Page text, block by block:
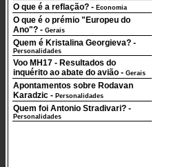
O que é a reflação? - Economia
O que é o prémio "Europeu do
Ano"? - Gerais
Quem é Kristalina Georgieva? -
Personalidades
Voo MH17 - Resultados do
inquérito ao abate do avião - Gerais
Apontamentos sobre Rodavan
Karadzic - Personalidades
Quem foi Antonio Stradivari? -
Personalidades